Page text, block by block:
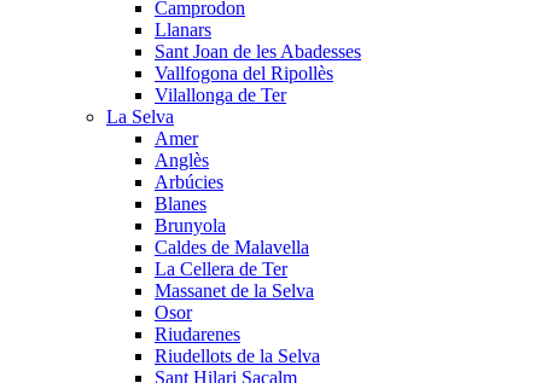
Camprodon
Llanars
Sant Joan de les Abadesses
Vallfogona del Ripollès
Vilallonga de Ter
La Selva
Amer
Anglès
Arbúcies
Blanes
Brunyola
Caldes de Malavella
La Cellera de Ter
Massanet de la Selva
Osor
Riudarenes
Riudellots de la Selva
Sant Hilari Sacalm